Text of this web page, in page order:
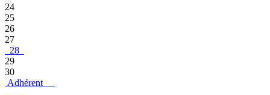
24
25
26
27
28
29
30
Adhérent